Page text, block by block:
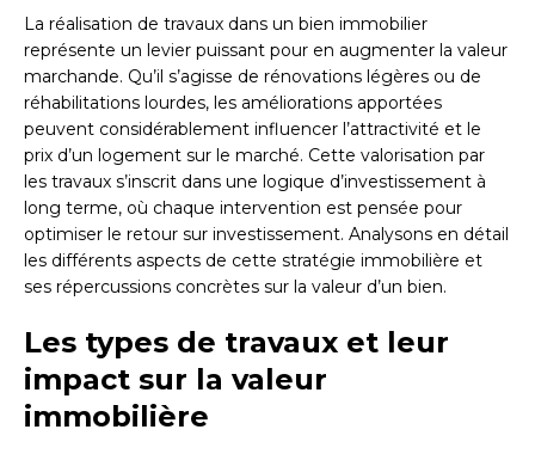
La réalisation de travaux dans un bien immobilier
représente un levier puissant pour en augmenter la valeur
marchande. Qu’il s’agisse de rénovations légères ou de
réhabilitations lourdes, les améliorations apportées
peuvent considérablement influencer l’attractivité et le
prix d’un logement sur le marché. Cette valorisation par
les travaux s’inscrit dans une logique d’investissement à
long terme, où chaque intervention est pensée pour
optimiser le retour sur investissement. Analysons en détail
les différents aspects de cette stratégie immobilière et
ses répercussions concrètes sur la valeur d’un bien.
Les types de travaux et leur
impact sur la valeur
immobilière